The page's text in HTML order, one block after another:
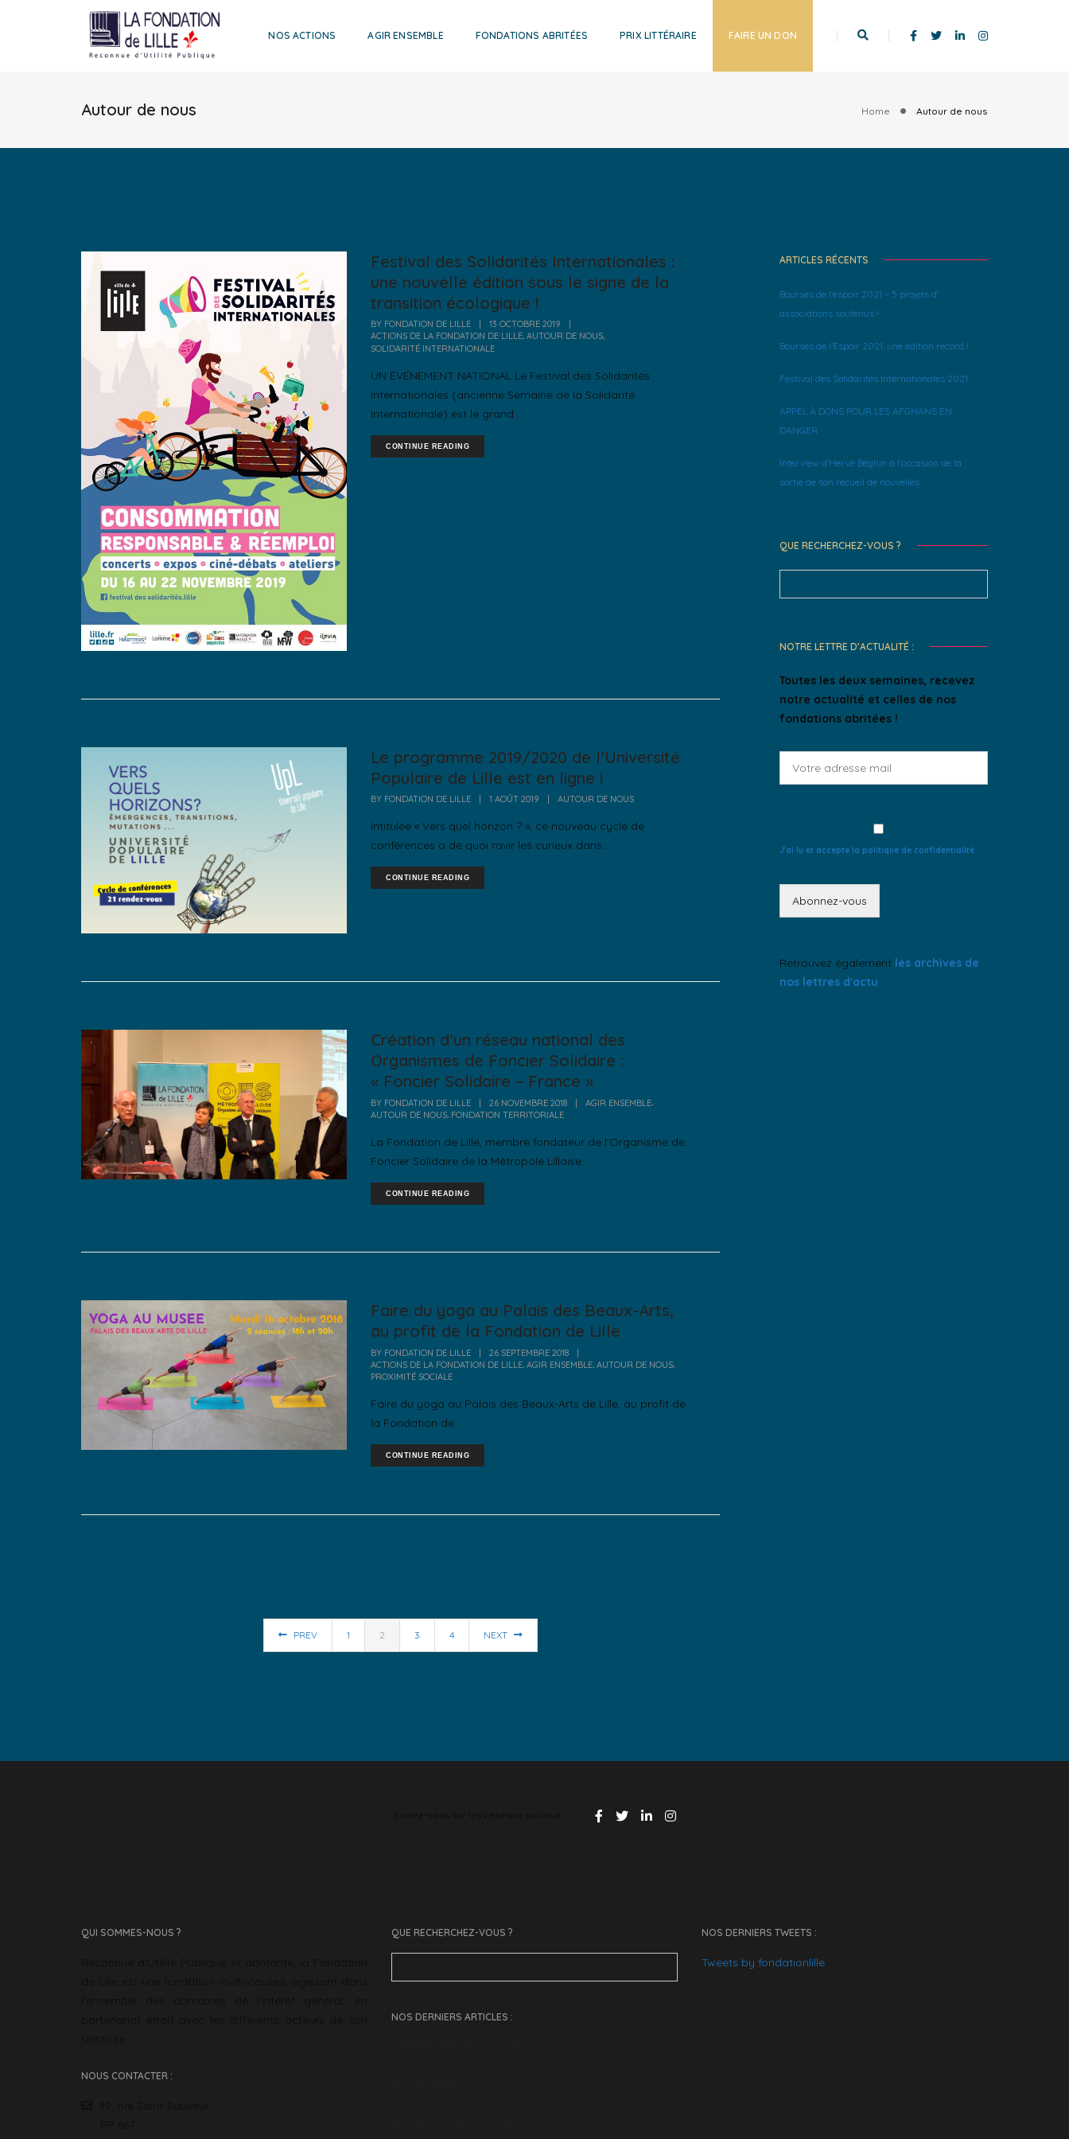
NOS ACTIONS AGIR ENSEMBLE FONDATIONS ABRITÉES PRIX LITTÉRAIRE FAIRE UN DON
Autour de nous Home Autour de nous
Festival des Solidarités Internationales :
une nouvelle édition sous le signe de la
transition écologique !
BY FONDATION DE LILLE 13 OCTOBRE 2019
ACTIONS DE LA FONDATION DE LILLE,AUTOUR DE NOUS,
SOLIDARITÉ INTERNATIONALE
UN ÉVÉNEMENT NATIONAL Le Festival des Solidarités
Internationales (ancienne Semaine de la Solidarité
Internationale) est le grand...
CONTINUE READING
Le programme 2019/2020 de l’Université
Populaire de Lille est en ligne !
BY FONDATION DE LILLE | 1 AOÛT 2019 | AUTOUR DE NOUS
Intitulée « Vers quel horizon ? », ce nouveau cycle de
conférences a de quoi ravir les curieux dans...
CONTINUE READING
Création d’un réseau national des
Organismes de Foncier Solidaire :
« Foncier Solidaire – France »
BY FONDATION DE LILLE | 26 NOVEMBRE 2018 | AGIR ENSEMBLE,
AUTOUR DE NOUS FONDATION TERRITORIALE
La Fondation de Lille, membre fondateur de l'Organisme de
Foncier Solidaire de la Métropole Lilloise...
CONTINUE READING
Faire du yoga au Palais des Beaux-Arts,
au profit de la Fondation de Lille
BY FONDATION DE LILLE | 26 SEPTEMBRE 2018
|
ACTIONS DE LA FONDATION DE LILLE AGIR ENSEMBLE AUTOUR DE NOUS
PROXIMITÉ SOCIALE
Faire du yoga au Palais des Beaux-Arts de Lille, au profit de
la Fondation de...
CONTINUE READING
PREV 1 2 3 4 NEXT
ARTICLES RÉCENTS
Bourses de l’espoir 2021 – 5 projets d’
associations soutenus !
Bourses de l’Espoir 2021, une édition record !
Festival des Solidarités Internationales 2021
APPEL À DONS POUR LES AFGHANS EN
DANGER
Interview d’Hervé Béghin à l’occasion de la
sortie de son recueil de nouvelles
QUE RECHERCHEZ-VOUS ?
Search
NOTRE LETTRE D’ACTUALITÉ :
Toutes les deux semaines, recevez
notre actualité et celles de nos
fondations abritées !
J'ai lu et accepte la politique de confidentialité
Retrouvez également les archives de
nos lettres d'actu
QUI SOMMES-NOUS ?
NOUS CONTACTER :
QUE RECHERCHEZ-VOUS ?
Search
NOS DERNIERS ARTICLES :
NOS DERNIERS TWEETS :
Tweets by fondationlille